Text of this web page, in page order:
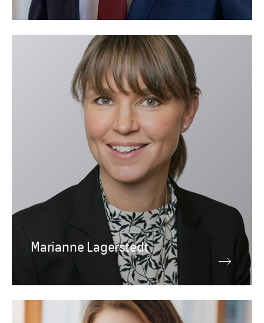
Marianne Lagerstedt
Ledningsgrupp
Marianne Lagerstedt
Ekonomichef